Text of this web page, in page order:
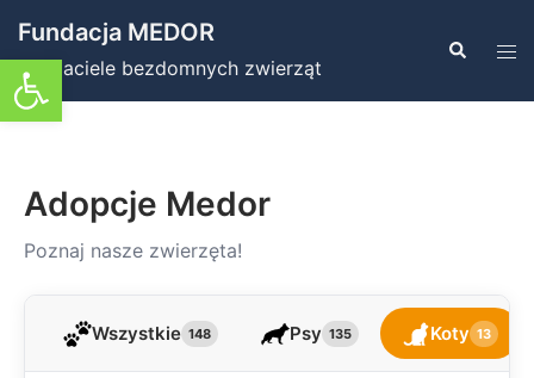
Otwórz pasek narzędzi
do
treści
Fundacja MEDOR
Przyjaciele bezdomnych zwierząt
Szukaj
Adopcje Medor
Poznaj nasze zwierzęta!
Wszystkie 148 Psy 135 Koty 13